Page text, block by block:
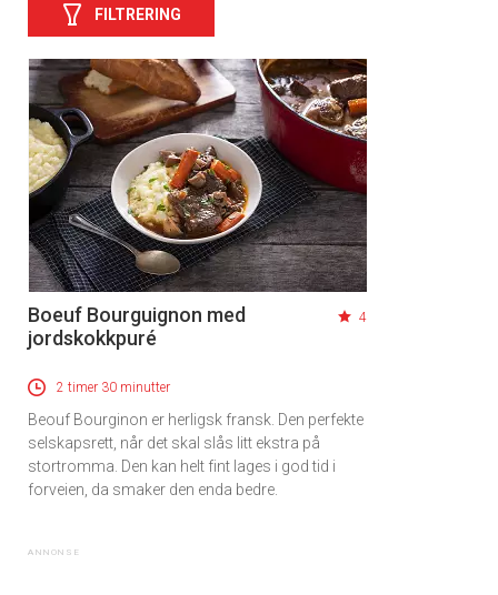
FILTRERING
Boeuf Bourguignon med
jordskokkpuré
4
2 timer 30 minutter
Beouf Bourginon er herligsk fransk. Den perfekte
selskapsrett, når det skal slås litt ekstra på
stortromma. Den kan helt fint lages i god tid i
forveien, da smaker den enda bedre.